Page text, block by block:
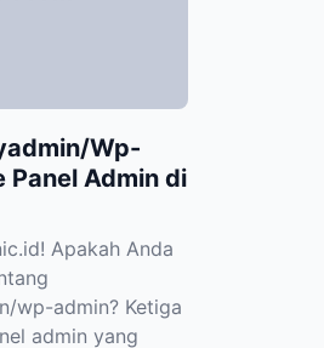
Wp-
Panel Admin di
Apakah Anda
wp-admin? Ketiga
admin yang